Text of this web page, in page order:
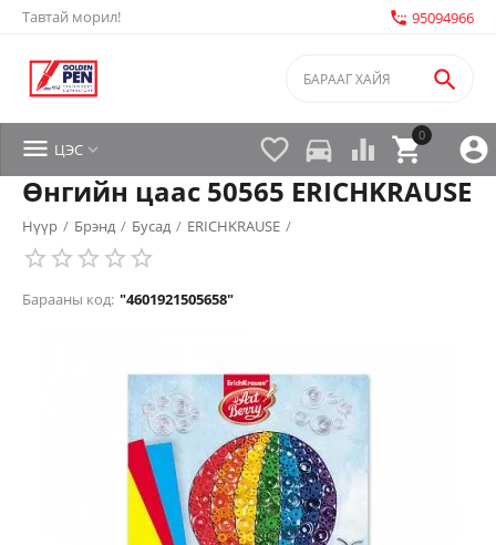
Тавтай морил! settings_phone 95094966


0

 directions_car 
 ЦЭС 
Өнгийн цаас 50565 ERICHKRAUSE
Нүүр / Брэнд / Бусад / ERICHKRAUSE /
Барааны код: "4601921505658"